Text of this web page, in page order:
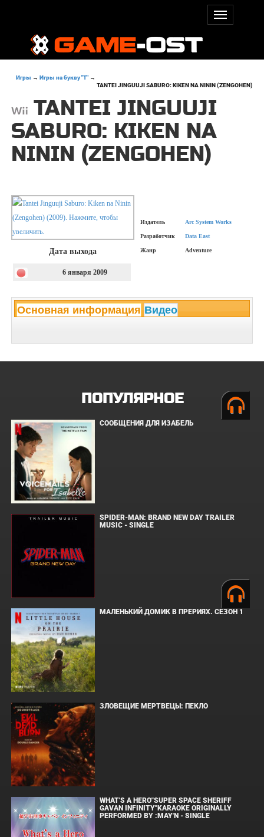
Игры → Игры на букву "T"→
TANTEI JINGUUJI SABURO: KIKEN NA NININ (ZENGOHEN)
TANTEI JINGUUJI
SABURO: KIKEN NA
NININ (ZENGOHEN)
Дата выхода
6 января 2009
Издатель Arc System Works
Разработчик Data East
Жанр Adventure
Основная информация Видео
ПОПУЛЯРНОЕ
СООБЩЕНИЯ ДЛЯ ИЗАБЕЛЬ
SPIDER-MAN: BRAND NEW DAY TRAILER
MUSIC - SINGLE
МАЛЕНЬКИЙ ДОМИК В ПРЕРИЯХ. СЕЗОН 1
ЗЛОВЕЩИЕ МЕРТВЕЦЫ: ПЕКЛО
WHAT'S A HERO"SUPER SPACE SHERIFF
GAVAN INFINITY"KARAOKE ORIGINALLY
PERFORMED BY :MAY'N - SINGLE